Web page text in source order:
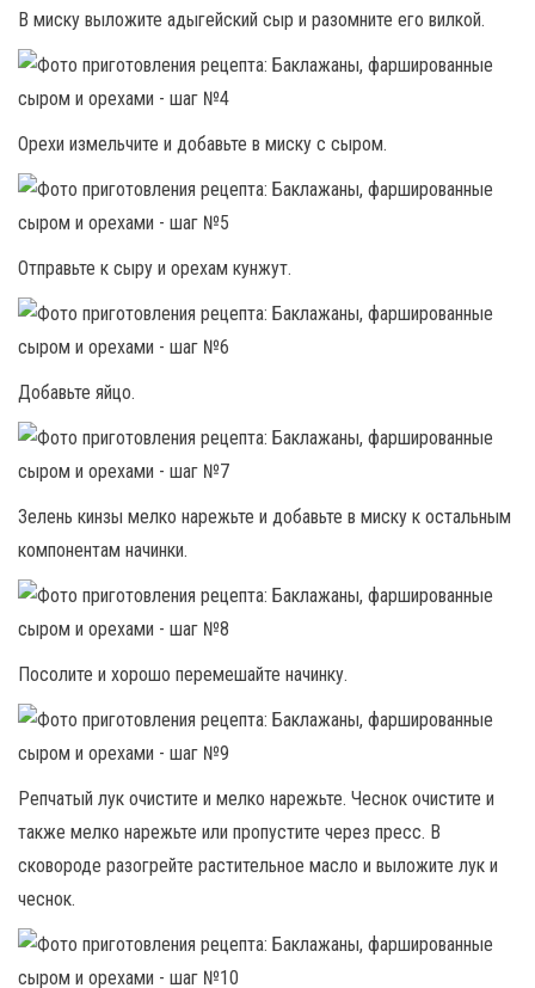
В миску выложите адыгейский сыр и разомните его вилкой.
Орехи измельчите и добавьте в миску с сыром.
Отправьте к сыру и орехам кунжут.
Добавьте яйцо.
Зелень кинзы мелко нарежьте и добавьте в миску к остальным
компонентам начинки.
Посолите и хорошо перемешайте начинку.
Репчатый лук очистите и мелко нарежьте. Чеснок очистите и
также мелко нарежьте или пропустите через пресс. В
сковороде разогрейте растительное масло и выложите лук и
чеснок.